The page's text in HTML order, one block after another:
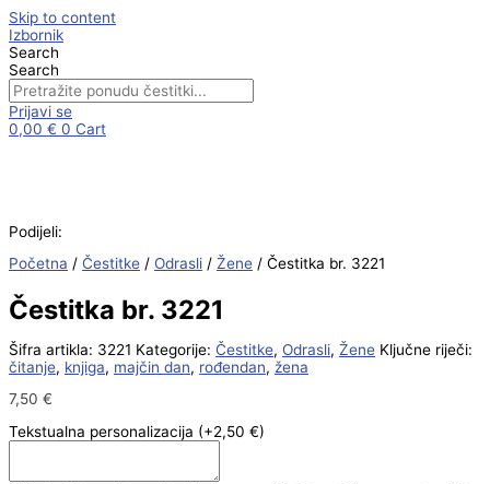
Skip to content
Izbornik
Search
Search
Prijavi se
0,00 € 0 Cart
Podijeli:
Početna / Čestitke / Odrasli / Žene / Čestitka br. 3221
Čestitka br. 3221
Šifra artikla: 3221 Kategorije: Čestitke, Odrasli, Žene Ključne riječi:
čitanje, knjiga, majčin dan, rođendan, žena
7,50 €
Tekstualna personalizacija (+2,50 €)